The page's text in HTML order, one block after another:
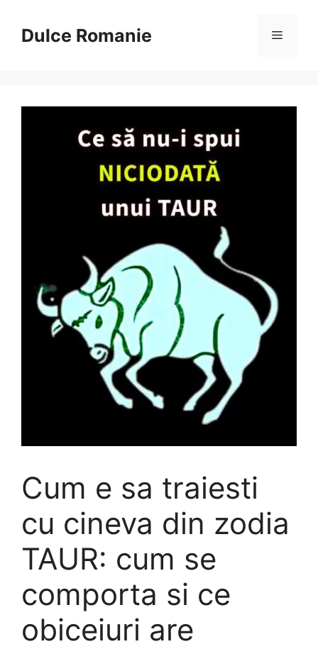
conținutDulce Romanie Meniu
Cum e sa traiesti
cu cineva din zodia
TAUR: cum se
comporta si ce
obiceiuri are